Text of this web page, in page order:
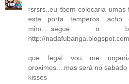
rsrsrs..eu tbem colocaria umas
este porta
mim.....segue o
http://
que legal vou me
proximos....mas será no
kisses